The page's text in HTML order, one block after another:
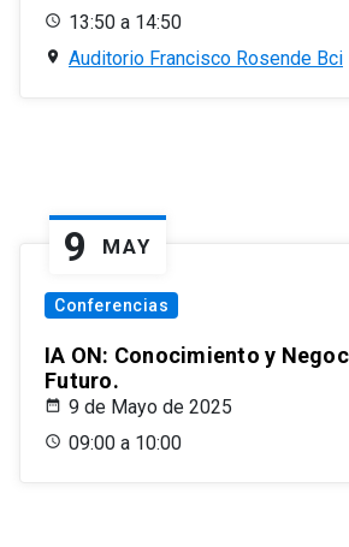
13:50 a 14:50
Auditorio Francisco Rosende Bci
9 MAY
Conferencias
IA ON: Conocimiento y
Futuro.
9 de Mayo de 2025
09:00 a 10:00